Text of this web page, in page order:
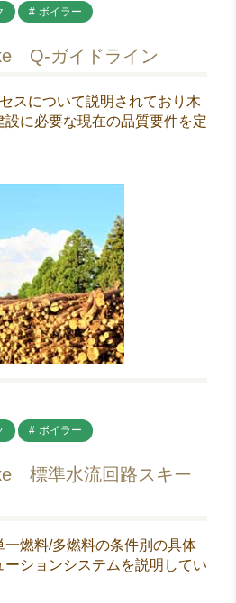
ボイラー
Q-ガイドライン
スについて説明されており木
に必要な現在の品質要件を定
ボイラー
標準水流回路スキー
燃料/多燃料の条件別の具体
ションシステムを説明してい